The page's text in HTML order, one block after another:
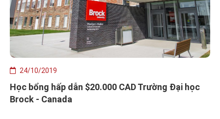
24/10/2019
Học bổng hấp dẫn $20.000 CAD Trường Đại học
Brock - Canada